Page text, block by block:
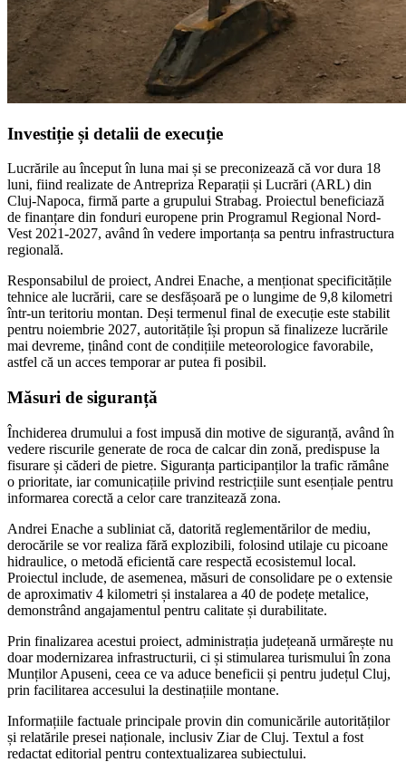
Investiție și detalii de execuție
Lucrările au început în luna mai și se preconizează că vor dura 18
luni, fiind realizate de Antrepriza Reparații și Lucrări (ARL) din
Cluj-Napoca, firmă parte a grupului Strabag. Proiectul beneficiază
de finanțare din fonduri europene prin Programul Regional Nord-
Vest 2021-2027, având în vedere importanța sa pentru infrastructura
regională.
Responsabilul de proiect, Andrei Enache, a menționat specificitățile
tehnice ale lucrării, care se desfășoară pe o lungime de 9,8 kilometri
într-un teritoriu montan. Deși termenul final de execuție este stabilit
pentru noiembrie 2027, autoritățile își propun să finalizeze lucrările
mai devreme, ținând cont de condițiile meteorologice favorabile,
astfel că un acces temporar ar putea fi posibil.
Măsuri de siguranță
Închiderea drumului a fost impusă din motive de siguranță, având în
vedere riscurile generate de roca de calcar din zonă, predispuse la
fisurare și căderi de pietre. Siguranța participanților la trafic rămâne
o prioritate, iar comunicațiile privind restricțiile sunt esențiale pentru
informarea corectă a celor care tranzitează zona.
Andrei Enache a subliniat că, datorită reglementărilor de mediu,
derocările se vor realiza fără explozibili, folosind utilaje cu picoane
hidraulice, o metodă eficientă care respectă ecosistemul local.
Proiectul include, de asemenea, măsuri de consolidare pe o extensie
de aproximativ 4 kilometri și instalarea a 40 de podețe metalice,
demonstrând angajamentul pentru calitate și durabilitate.
Prin finalizarea acestui proiect, administrația județeană urmărește nu
doar modernizarea infrastructurii, ci și stimularea turismului în zona
Munților Apuseni, ceea ce va aduce beneficii și pentru județul Cluj,
prin facilitarea accesului la destinațiile montane.
Informațiile factuale principale provin din comunicările autorităților
și relatările presei naționale, inclusiv Ziar de Cluj. Textul a fost
redactat editorial pentru contextualizarea subiectului.